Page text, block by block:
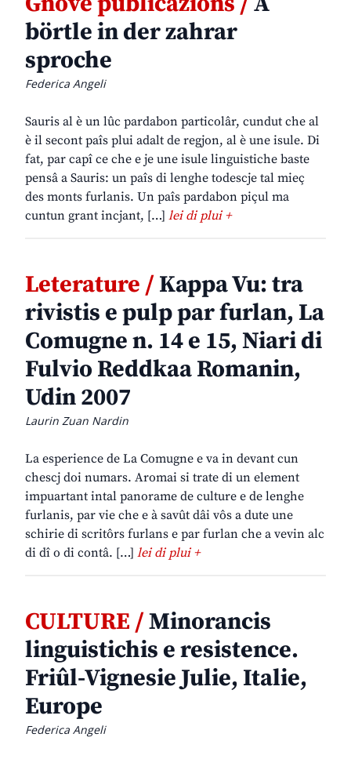
börtle in der zahrar
sproche
Federica Angeli
Sauris al è un lûc pardabon particolâr, cundut che al
è il secont paîs plui adalt de regjon, al è une isule. Di
fat, par capî ce che e je une isule linguistiche baste
pensâ a Sauris: un paîs di lenghe todescje tal mieç
des monts furlanis. Un paîs pardabon piçul ma
cuntun grant incjant, […] lei di plui +
Leterature /Kappa Vu: tra
rivistis e pulp par furlan, La
Comugne n. 14 e 15, Niari di
Fulvio Reddkaa Romanin,
Udin 2007
Laurin Zuan Nardin
La esperience de La Comugne e va in devant cun
chescj doi numars. Aromai si trate di un element
impuartant intal panorame de culture e de lenghe
furlanis, par vie che e à savût dâi vôs a dute une
schirie di scritôrs furlans e par furlan che a vevin alc
di dî o di contâ. […] lei di plui +
CULTURE /Minorancis
linguistichis e resistence.
Friûl-Vignesie Julie, Italie,
Europe
Federica Angeli